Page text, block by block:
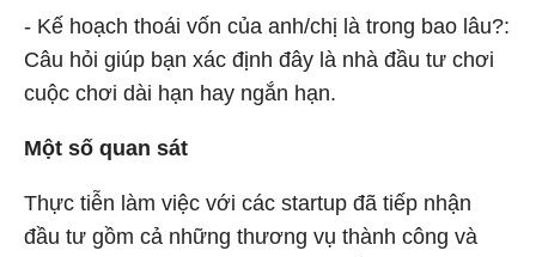
- Kế hoạch thoái vốn của anh/chị là trong bao lâu?:
Câu hỏi giúp bạn xác định đây là nhà đầu tư chơi
cuộc chơi dài hạn hay ngắn hạn.
Một số quan sát
Thực tiễn làm việc với các startup đã tiếp nhận
đầu tư gồm cả những thương vụ thành công và